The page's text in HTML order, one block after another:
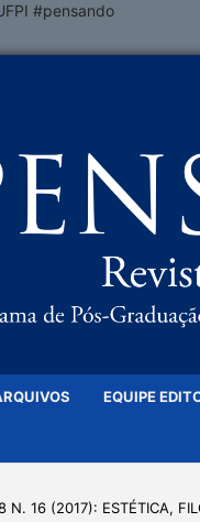
#pensando
EQUIPE
N. 16 (2017): ESTÉTICA,